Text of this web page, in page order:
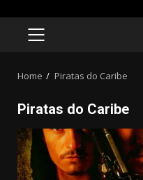
PRIMARY
Home Piratas do Caribe
Piratas do Caribe